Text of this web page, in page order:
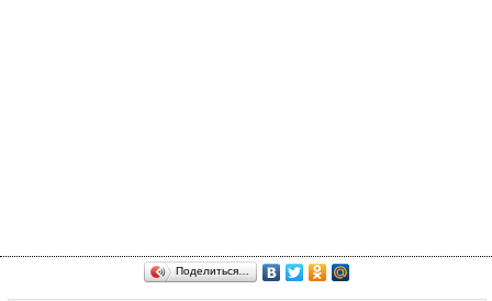
Поделиться…